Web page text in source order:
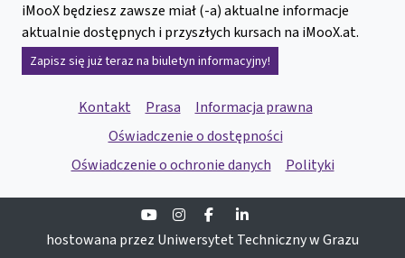
iMooX będziesz zawsze miał (-a) aktualne informacje
aktualnie dostępnych i przyszłych kursach na iMooX.at.
Zapisz się już teraz na biuletyn informacyjny!
Kontakt Prasa
Informacja prawna
Oświadczenie o dostępności
Oświadczenie o ochronie danych
Polityki
YoutubeInstagramFacebook
hostowana przez Uniwersytet Techniczny w Grazu